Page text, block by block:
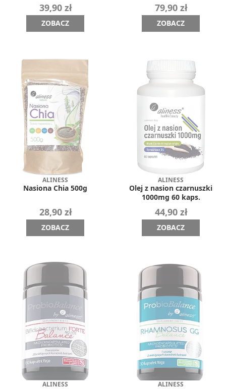
39,90 zł
ZOBACZ
79,90 zł
ZOBACZ
ALINESS
Nasiona Chia 500g
28,90 zł
ZOBACZ
ALINESS
Olej z nasion czarnuszki
1000mg 60 kaps.
44,90 zł
ZOBACZ
ALINESS ALINESS